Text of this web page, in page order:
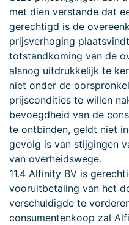
met dien verstande dat
gerechtigd is de
prijsverhoging
totstandkoming van de
alsnog uitdrukkelijk te
niet onder de
prijscondities te willen
bevoegdheid van de
te ontbinden, geldt niet
gevolg is van stijgingen
van overheidswege.
11.4 Alfinity BV is
vooruitbetaling van het
verschuldigde te
consumentenkoop zal